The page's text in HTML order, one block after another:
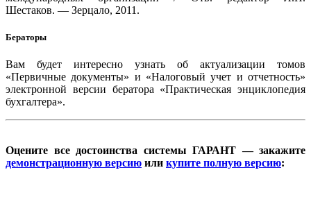
Шестаков. — Зерцало, 2011.
Бераторы
Вам будет интересно узнать об актуализации томов
«Первичные документы» и «Налоговый учет и отчетность»
электронной версии бератора «Практическая энциклопедия
бухгалтера».
Оцените все достоинства системы ГАРАНТ — закажите
демонстрационную версию или купите полную версию: